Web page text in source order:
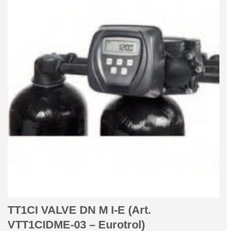
TT1CI VALVE DN M I-E (Art.
VTT1CIDME-03 – Eurotrol)